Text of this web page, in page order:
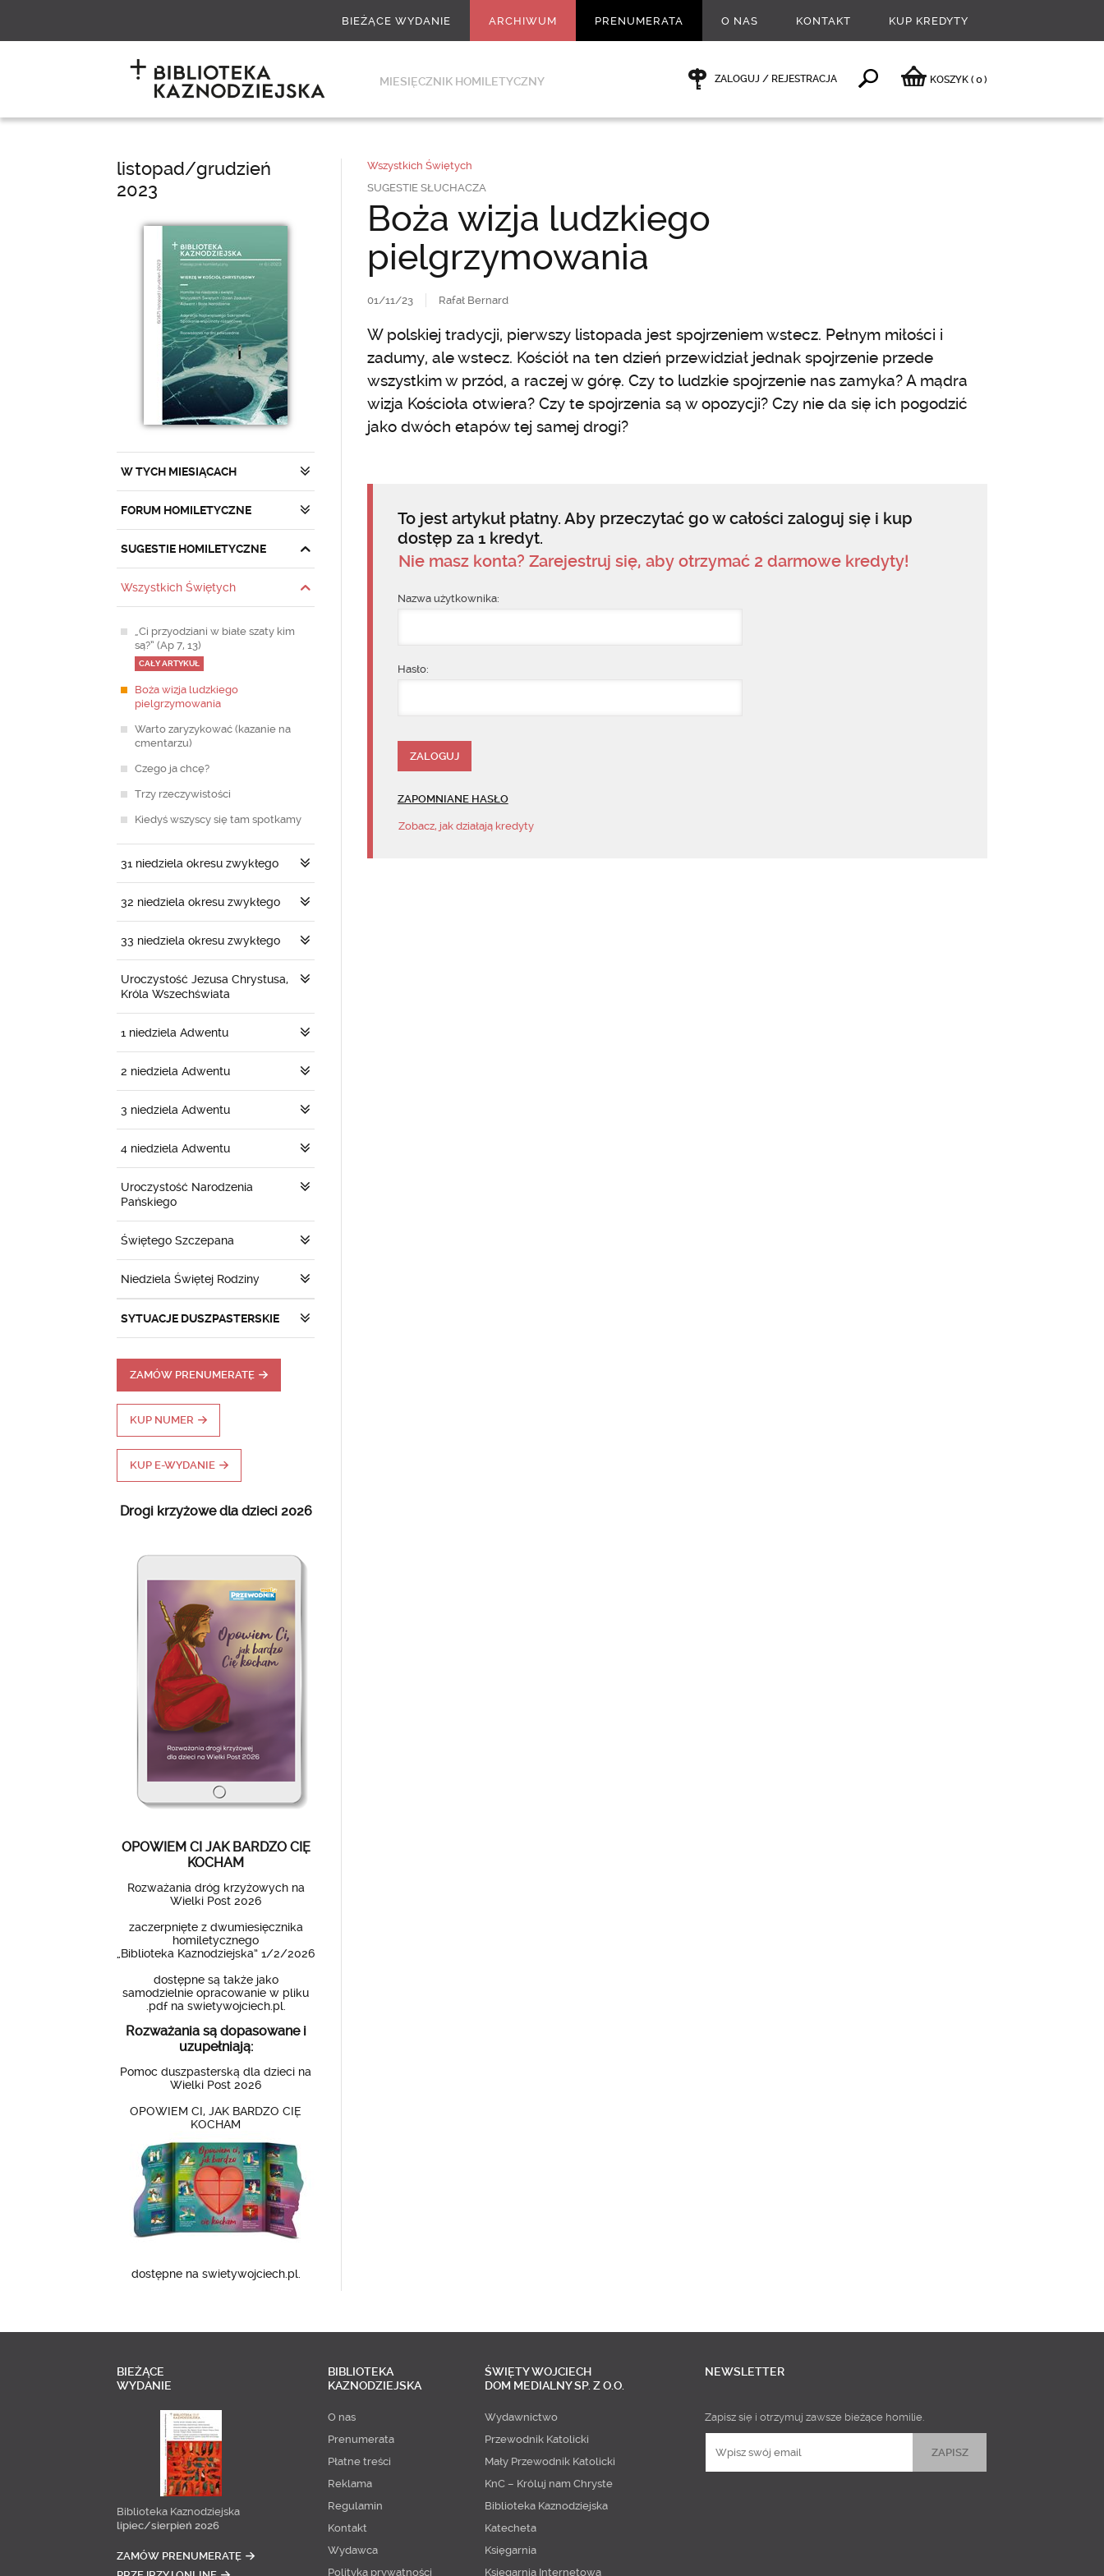
BIEŻĄCE WYDANIE ARCHIWUM PRENUMERATA O NAS KONTAKT KUP KREDYTY
MIESIĘCZNIK HOMILETYCZNY ZALOGUJ / REJESTRACJA KOSZYK ( 0)
listopad/grudzień
2023
W TYCH MIESIĄCACH
FORUM HOMILETYCZNE
SUGESTIE HOMILETYCZNE
Wszystkich Świętych
„Ci przyodziani w białe szaty kim
są?” (Ap 7, 13)
CAŁY ARTYKUŁ
Boża wizja ludzkiego
pielgrzymowania
Warto zaryzykować (kazanie na
cmentarzu)
Czego ja chcę?
Trzy rzeczywistości
Kiedyś wszyscy się tam spotkamy
31 niedziela okresu zwykłego
32 niedziela okresu zwykłego
33 niedziela okresu zwykłego
Uroczystość Jezusa Chrystusa,
Króla Wszechświata
1 niedziela Adwentu
2 niedziela Adwentu
3 niedziela Adwentu
4 niedziela Adwentu
Uroczystość Narodzenia
Pańskiego
Świętego Szczepana
Niedziela Świętej Rodziny
SYTUACJE DUSZPASTERSKIE
ZAMÓW PRENUMERATĘ
KUP NUMER
KUP E-WYDANIE
Drogi krzyżowe dla dzieci 2026
OPOWIEM CI JAK BARDZO CIĘ
KOCHAM
Rozważania dróg krzyżowych na
Wielki Post 2026
zaczerpnięte z dwumiesięcznika
homiletycznego
„Biblioteka Kaznodziejska” 1/2/2026
dostępne są także jako
samodzielnie opracowanie w pliku
.pdf na swietywojciech.pl.
Rozważania są dopasowane i
uzupełniają:
Pomoc duszpasterską dla dzieci na
Wielki Post 2026
OPOWIEM CI, JAK BARDZO CIĘ
KOCHAM
dostępne na swietywojciech.pl.
Wszystkich Świętych
SUGESTIE SŁUCHACZA
Boża wizja ludzkiego
pielgrzymowania
01/11/23 Rafał Bernard
W polskiej tradycji, pierwszy listopada jest spojrzeniem wstecz. Pełnym miłości i
zadumy, ale wstecz. Kościół na ten dzień przewidział jednak spojrzenie przede
wszystkim w przód, a raczej w górę. Czy to ludzkie spojrzenie nas zamyka? A mądra
wizja Kościoła otwiera? Czy te spojrzenia są w opozycji? Czy nie da się ich pogodzić
jako dwóch etapów tej samej drogi?
To jest artykuł płatny. Aby przeczytać go w całości zaloguj się i kup
dostęp za 1 kredyt.
Nie masz konta? Zarejestruj się, aby otrzymać 2 darmowe kredyty!
Nazwa użytkownika:
Hasło:
ZAPOMNIANE HASŁO
Zobacz, jak działają kredyty
BIEŻĄCE
WYDANIE
Biblioteka Kaznodziejska
lipiec/sierpień 2026
ZAMÓW PRENUMERATĘ
BIBLIOTEKA
KAZNODZIEJSKA
O nas
Prenumerata
Płatne treści
Reklama
Regulamin
Kontakt
Wydawca
Polityka prywatności
ŚWIĘTY WOJCIECH
DOM MEDIALNY SP. Z O.O.
Wydawnictwo
Przewodnik Katolicki
Mały Przewodnik Katolicki
KnC – Króluj nam Chryste
Biblioteka Kaznodziejska
Katecheta
Księgarnia
Księgarnia Internetowa
NEWSLETTER
Zapisz się i otrzymuj zawsze bieżące homilie.